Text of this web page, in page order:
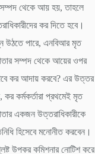
থেকে আয় হয়, তাহলে
কর দিতে হবে।
উঠতে পারে, এনবিআর মৃত
সম্পদ থেকে আয়ের ওপর
কর আদায় করবে? এর উত্তর
কর কর্মকর্তারা প্রথমেই মৃত
একজন উত্তরাধিকারীকে
হিসেবে মনোনীত করবেন।
উপকর কমিশনার নোটিশ করে